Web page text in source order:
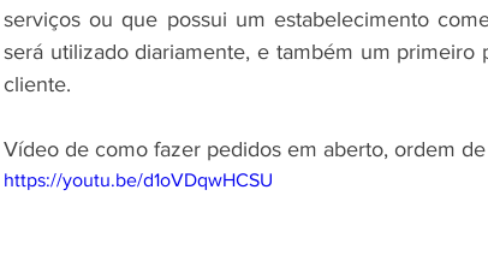
serviços ou que possui um estabelecimento
será utilizado diariamente, e também um
cliente.
Vídeo de como fazer pedidos em aberto, ordem
https://youtu.be/d1oVDqwHCSU